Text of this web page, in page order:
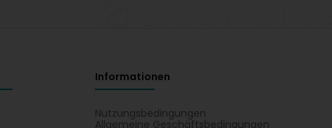
Informationen
Nutzungsbedingungen
Allgemeine Geschäftsbedingungen